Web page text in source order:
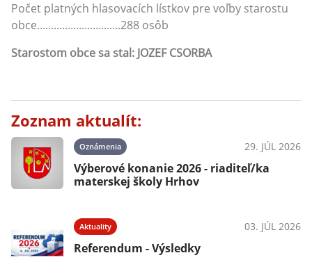
Počet platných hlasovacích lístkov pre voľby starostu
obce..............................288 osôb
Starostom obce sa stal: JOZEF CSORBA
Zoznam aktualít:
Oznámenia 29. JÚL 2026
Výberové konanie 2026 - riaditeľ/ka
materskej školy Hrhov
Aktuality 03. JÚL 2026
Referendum - Výsledky